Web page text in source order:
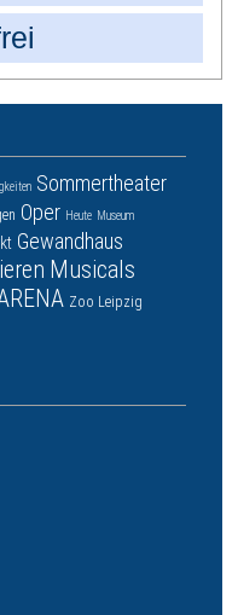
Sommertheater
Oper Heute Museum
Gewandhaus
Musicals
Zoo Leipzig